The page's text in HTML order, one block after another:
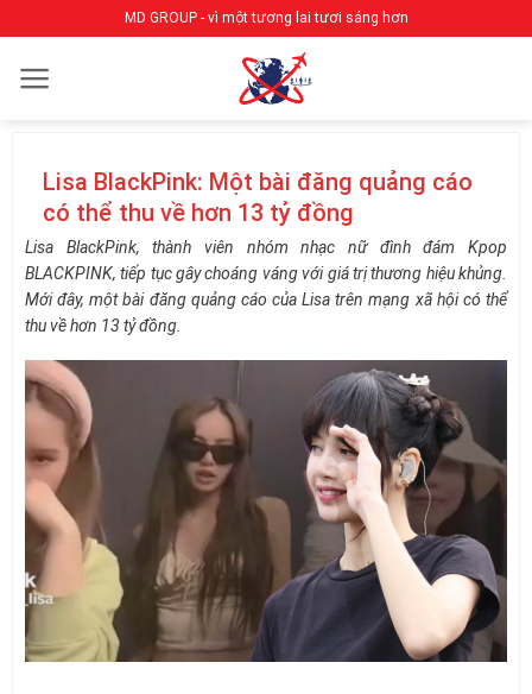
qua
nội
MD GROUP - vì một tương lai tươi sáng hơn
Lisa BlackPink: Một bài đăng quảng cáo
có thể thu về hơn 13 tỷ đồng
Lisa BlackPink, thành viên nhóm nhạc nữ đình đám Kpop
BLACKPINK, tiếp tục gây choáng váng với giá trị thương hiệu khủng.
Mới đây, một bài đăng quảng cáo của Lisa trên mạng xã hội có thể
thu về hơn 13 tỷ đồng.